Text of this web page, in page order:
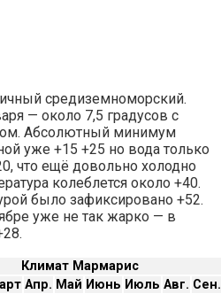
средиземноморский.
— около 7,5 градусов с
Абсолютный минимум
уже +15 +25 но вода только
что ещё довольно холодно
колеблется около +40.
было зафиксировано +52.
уже не так жарко — в
Климат Мармарис
Апр. Май Июнь Июль Авг. Сен.